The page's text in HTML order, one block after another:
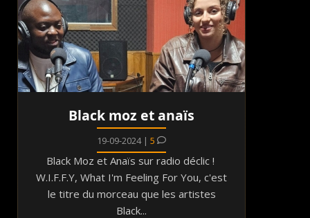
Black moz et anaïs
19-09-2024 | 5
Black Moz et Anaïs sur radio déclic !
W.I.F.F.Y, What I'm Feeling For You, c'est
le titre du morceau que les artistes
Black...